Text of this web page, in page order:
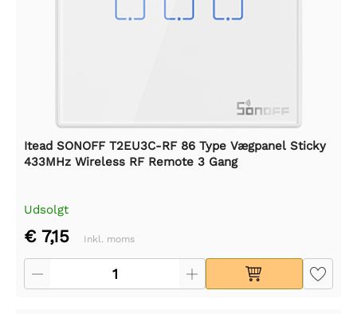
Itead SONOFF T2EU3C-RF 86 Type Vægpanel Sticky
433MHz Wireless RF Remote 3 Gang
Udsolgt
€ 7,15 Inkl. moms